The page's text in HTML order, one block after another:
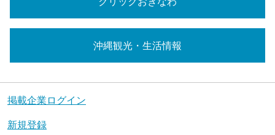
沖縄観光・生活情報
掲載企業ログイン
新規登録